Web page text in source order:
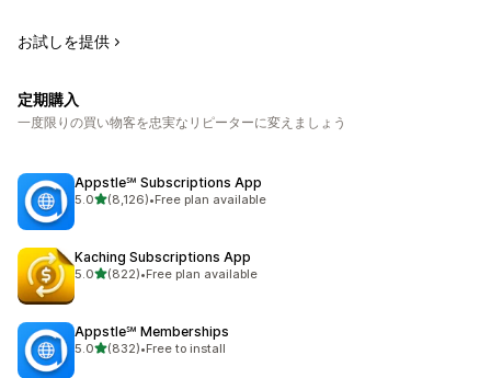
お試しを提供
定期購入
一度限りの買い物客を忠実なリピーターに変えましょう
Appstle℠ Subscriptions App
5.05つ星中
(8,126)
合計レビュー数：8126件
•Free plan available
Kaching Subscriptions App
5.05つ星中
(822)
合計レビュー数：822件
•Free plan available
Appstle℠ Memberships
5.05つ星中
(832)
合計レビュー数：832件
•Free to install